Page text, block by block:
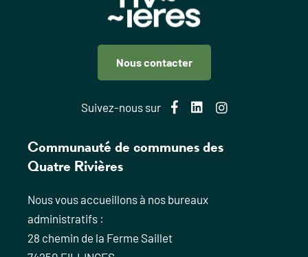
Nous contacter
Suivez-nous sur Facebook
LinkedInInstagram
Communauté de communes des
Quatre Rivières
Nous vous accueillons à nos bureaux
administratifs :
28 chemin de la Ferme Saillet